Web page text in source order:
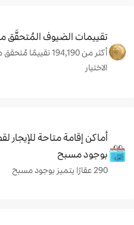
تقييمات الضيوف المُتحقَّق
أكثر من 194,190
الاختيار
أماكن إقامة متاحة للإيجار
بوجود مسبح
290 عقارًا يتميز بوجود مسبح